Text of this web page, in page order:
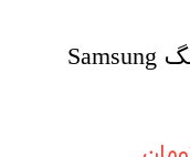
قاب موبایل ایربگدار سامسونگ Samsung